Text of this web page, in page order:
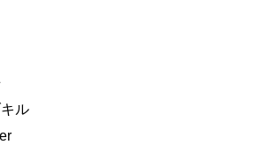
ル